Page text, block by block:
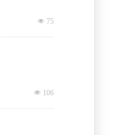
넶 75
넶 106